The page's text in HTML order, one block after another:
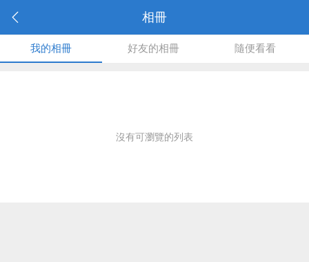
相冊
我的相冊 好友的相冊 隨便看看
沒有可瀏覽的列表